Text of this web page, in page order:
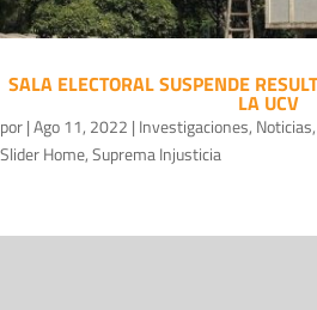
SALA ELECTORAL SUSPENDE
LA UCV
por|Ago 11, 2022 | Investigaciones, Noticias,
Slider Home,Suprema Injusticia